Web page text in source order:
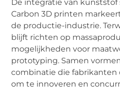
De integratie van
Carbon 3D printen
de productie-industrie.
blijft richten op
mogelijkheden voor
prototyping. Samen
combinatie die
om te innoveren en